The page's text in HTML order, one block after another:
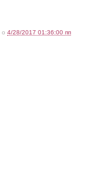
о 4/28/2017 01:36:00 пп